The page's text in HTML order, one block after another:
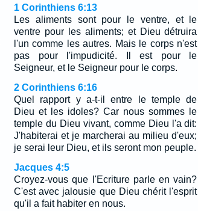
1 Corinthiens 6:13
Les aliments sont pour le ventre, et le
ventre pour les aliments; et Dieu détruira
l'un comme les autres. Mais le corps n'est
pas pour l'impudicité. Il est pour le
Seigneur, et le Seigneur pour le corps.
2 Corinthiens 6:16
Quel rapport y a-t-il entre le temple de
Dieu et les idoles? Car nous sommes le
temple du Dieu vivant, comme Dieu l'a dit:
J'habiterai et je marcherai au milieu d'eux;
je serai leur Dieu, et ils seront mon peuple.
Jacques 4:5
Croyez-vous que l'Ecriture parle en vain?
C'est avec jalousie que Dieu chérit l'esprit
qu'il a fait habiter en nous.